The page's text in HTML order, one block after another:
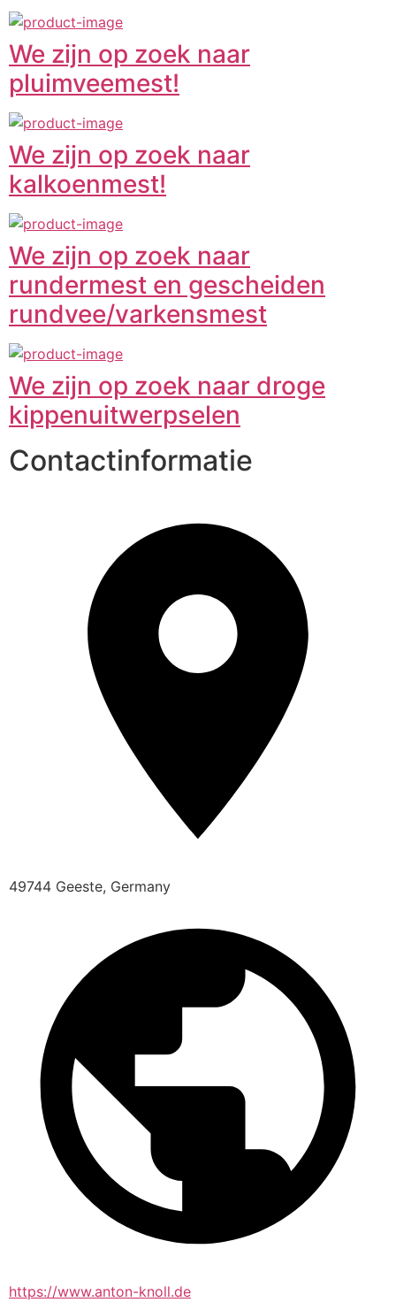
We zijn op zoek naar
pluimveemest!
We zijn op zoek naar
kalkoenmest!
We zijn op zoek naar
rundermest en gescheiden
rundvee/varkensmest
We zijn op zoek naar droge
kippenuitwerpselen
Contactinformatie
49744 Geeste, Germany
https://www.anton-knoll.de